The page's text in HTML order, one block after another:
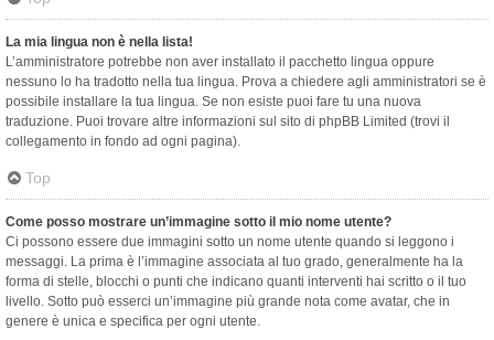
La mia lingua non è nella lista!
L’amministratore potrebbe non aver installato il pacchetto lingua oppure
nessuno lo ha tradotto nella tua lingua. Prova a chiedere agli amministratori se è
possibile installare la tua lingua. Se non esiste puoi fare tu una nuova
traduzione. Puoi trovare altre informazioni sul sito di phpBB Limited (trovi il
collegamento in fondo ad ogni pagina).
Top
Come posso mostrare un’immagine sotto il mio nome utente?
Ci possono essere due immagini sotto un nome utente quando si leggono i
messaggi. La prima è l’immagine associata al tuo grado, generalmente ha la
forma di stelle, blocchi o punti che indicano quanti interventi hai scritto o il tuo
livello. Sotto può esserci un’immagine più grande nota come avatar, che in
genere è unica e specifica per ogni utente.